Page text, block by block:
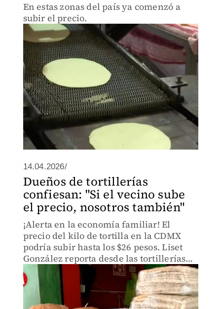
En estas zonas del país ya comenzó a
subir el precio.
14.04.2026/
Dueños de tortillerías
confiesan: "Si el vecino sube
el precio, nosotros también"
¡Alerta en la economía familiar! El
precio del kilo de tortilla en la CDMX
podría subir hasta los $26 pesos. Liset
González reporta desde las tortillerías
de la capital sobre este inminente ajuste
en la canasta básica.